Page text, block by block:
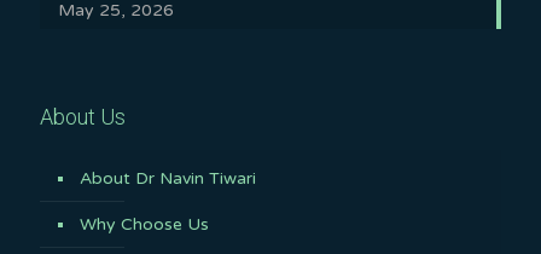
May 25, 2026
About Us
About Dr Navin Tiwari
Why Choose Us